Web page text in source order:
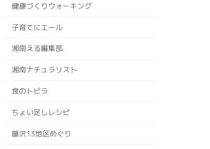
健康づくりウォーキング
子育てにエール
湘南える編集部
湘南ナチュラリスト
食のトビラ
ちょい足しレシピ
藤沢13地区めぐり